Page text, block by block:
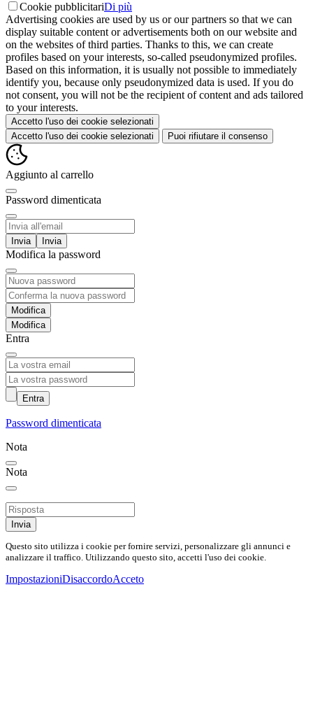
Cookie pubblicitariDi più
Advertising cookies are used by us or our partners so that we can
display suitable content or advertisements both on our website and
on the websites of third parties. Thanks to this, we can create
profiles based on your interests, so-called pseudonymized profiles.
Based on this information, it is usually not possible to immediately
identify you, because only pseudonymized data is used. If you do
not consent, you will not be the recipient of content and ads tailored
to your interests.
Accetto l'uso dei cookie selezionati
Accetto l'uso dei cookie selezionati
Puoi rifiutare il consenso
Aggiunto al carrello
Password dimenticata
Invia
Modifica la password
Modifica
Entra
Entra
Password dimenticata
Nota
Nota
Invia
Questo sito utilizza i cookie per fornire servizi, personalizzare gli annunci e
analizzare il traffico. Utilizzando questo sito, accetti l'uso dei cookie.
ImpostazioniDisaccordoAcceto